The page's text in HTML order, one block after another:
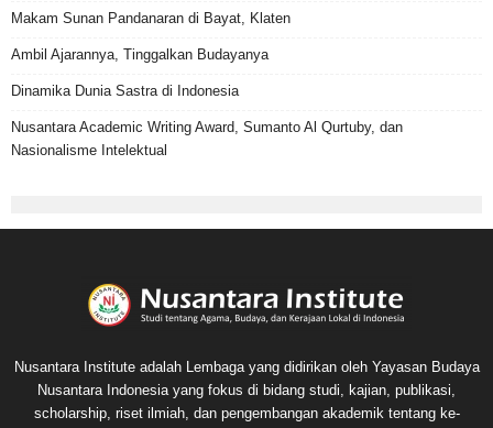
Makam Sunan Pandanaran di Bayat, Klaten
Ambil Ajarannya, Tinggalkan Budayanya
Dinamika Dunia Sastra di Indonesia
Nusantara Academic Writing Award, Sumanto Al Qurtuby, dan
Nasionalisme Intelektual
Nusantara Institute adalah Lembaga yang didirikan oleh Yayasan Budaya
Nusantara Indonesia yang fokus di bidang studi, kajian, publikasi,
scholarship, riset ilmiah, dan pengembangan akademik tentang ke-